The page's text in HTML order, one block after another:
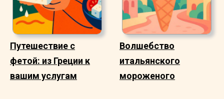
Путешествие с
фетой: из Греции к
вашим услугам
Волшебство
итальянского
мороженого